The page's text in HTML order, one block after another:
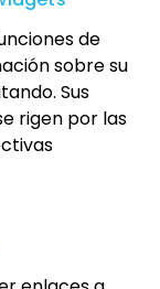
de
sobre su
Sus
rigen por las